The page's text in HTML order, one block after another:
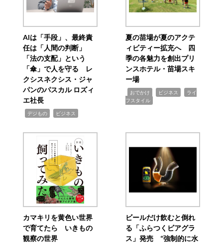
AIは「手段」、最終責
任は「人間の判断」
「法の支配」という
「傘」で人を守る レ
クシスネクシス・ジャ
パンのパスカル ロズィ
エ社長
デジもの ビジネス
夏の苗場が夏のアクテ
ィビティー拡充へ 四
季の各魅力を創出プリ
ンスホテル・苗場スキ
ー場
おでかけ ビジネス
ライ
フスタイル
カマキリを黄色い世界
で育てたら いきもの
観察の世界
ビールだけ飲むと倒れ
る「ふらつくビアグラ
ス」発売 “強制的に水